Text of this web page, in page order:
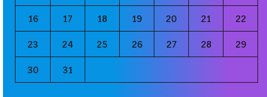
16 17 18 19 20 21 22
23 24 25 26 27 28 29
30 31